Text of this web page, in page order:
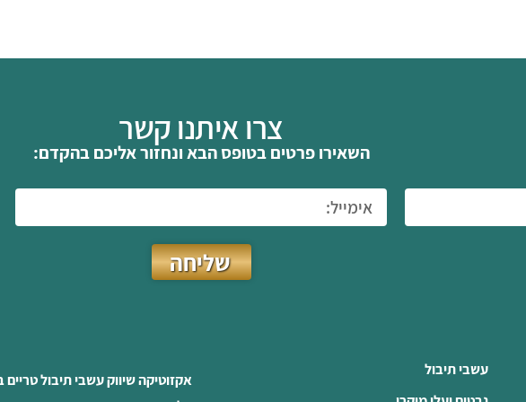
צרו איתנו קשר
השאירו פרטים בטופס הבא ונחזור אליכם בהקדם:
שליחה
עשבי תיבול
אקזוטיקה שיווק עשבי תיבול